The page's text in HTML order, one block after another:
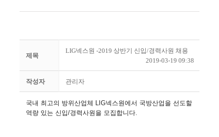
제목
LIG넥스원 -2019 상반기 신입/경력사원 채용
2019-03-19 09:38
작성자 관리자
국내 최고의 방위산업체 LIG넥스원에서 국방산업을 선도할
역량 있는 신입/경력사원을 모집합니다.